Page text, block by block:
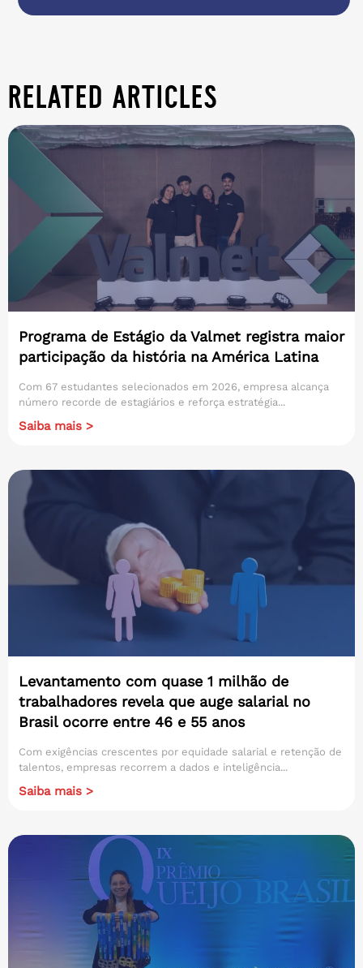
related articles
Programa de Estágio da Valmet registra maior
participação da história na América Latina
Com 67 estudantes selecionados em 2026, empresa alcança
número recorde de estagiários e reforça estratégia...
Saiba mais >
Levantamento com quase 1 milhão de
trabalhadores revela que auge salarial no
Brasil ocorre entre 46 e 55 anos
Com exigências crescentes por equidade salarial e retenção de
talentos, empresas recorrem a dados e inteligência...
Saiba mais >